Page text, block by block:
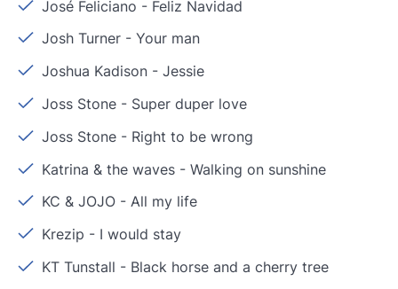
José Feliciano - Feliz Navidad
Josh Turner -Your man
Joshua Kadison -Jessie
Joss Stone - Super duper love
Joss Stone - Right to be wrong
Katrina & the waves -Walking on sunshine
KC & JOJO -All my life
Krezip - I would stay
KT Tunstall - Black horse and a cherry tree